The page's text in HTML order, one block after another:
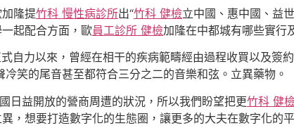
隆提竹科 慢性病診所出“竹科 健檢立中國、惠中國、益
起配合方面，歐員工診所 健檢加隆在中都城有哪些實行
自力以來，曾經在相干的疾病範疇經由過程收買以及簽
笑的尾音甚至都符合三分之二的音樂和弦。立異藥物。
日益開放的營商周遭的狀況，所以我們盼望把更竹科 健
，想要打造數字化的生態圈，讓更多的大夫在數字化的